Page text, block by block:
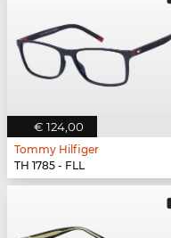
€ 124,00
Tommy Hilfiger
TH 1785 - FLL